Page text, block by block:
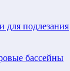
для подлезания
бассейны